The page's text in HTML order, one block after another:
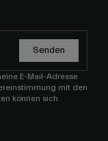
Senden
E-Mail-Adresse
mit den
können sich